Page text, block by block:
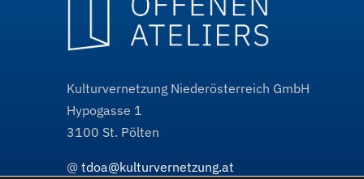
Kulturvernetzung Niederösterreich GmbH
Hypogasse 1
3100 St. Pölten
@ tdoa@kulturvernetzung.at